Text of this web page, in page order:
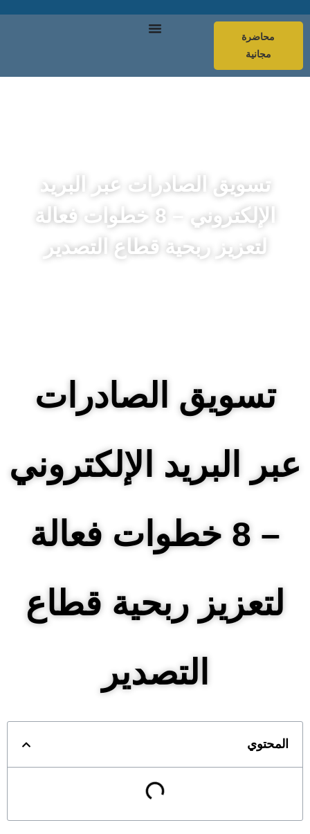
محاضرة
مجانية
تسويق الصادرات عبر البريد
الإلكتروني – 8 خطوات فعالة
لتعزيز ربحية قطاع التصدير
تسويق الصادرات
عبر البريد الإلكتروني
– 8 خطوات فعالة
لتعزيز ربحية قطاع
التصدير
المحتوي